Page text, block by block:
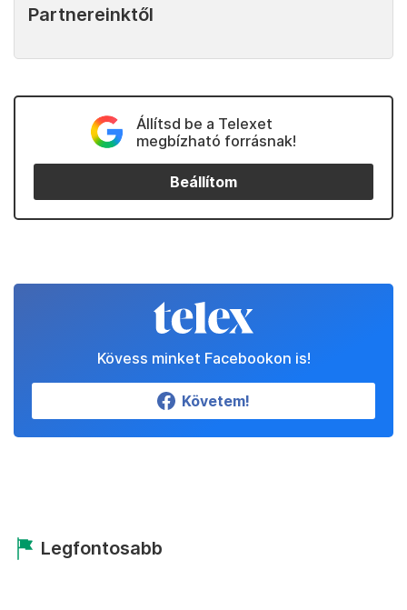
Partnereinktől
Állítsd be a Telexet
megbízható forrásnak!
Beállítom
Kövess minket Facebookon is!
Követem!
Legfontosabb